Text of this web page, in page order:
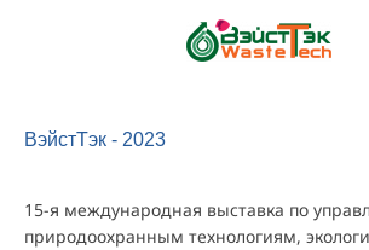
ВэйстТэк - 2023
15-я международная выставка по
природоохранным технологиям,